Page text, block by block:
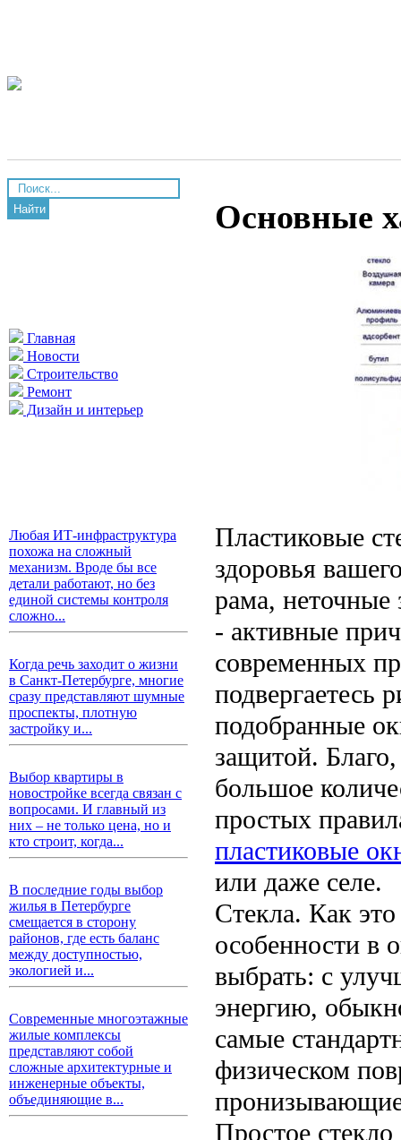
Найти
Главная
Новости
Строительство
Ремонт
Дизайн и интерьер
Любая ИТ-инфраструктура
похожа на сложный
механизм. Вроде бы все
детали работают, но без
единой системы контроля
сложно...
Когда речь заходит о жизни
в Санкт-Петербурге, многие
сразу представляют шумные
проспекты, плотную
застройку и...
Выбор квартиры в
новостройке всегда связан с
вопросами. И главный из
них – не только цена, но и
кто строит, когда...
В последние годы выбор
жилья в Петербурге
смещается в сторону
районов, где есть баланс
между доступностью,
экологией и...
Современные многоэтажные
жилые комплексы
представляют собой
сложные архитектурные и
инженерные объекты,
объединяющие в...
Основные
Пластиковые
здоровья
рама, неточные
- активные
современных
подвергаетесь
подобранные
защитой.
большое
простых
пластиковые
или даже селе.
Стекла. Как
особенности в
выбрать: с
энергию,
самые
физическом
пронизывающие
Простое